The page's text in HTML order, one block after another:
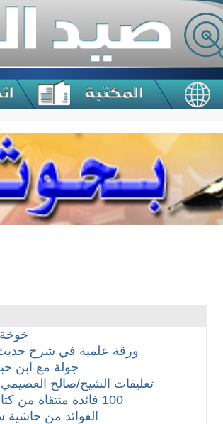
ورقة علمية في شرح حديث
جولة مع ابن
تعليقات الشيخ/صالح العصيمي على صحيح
100 فائدة منتقاة من كتاب المحلى بالآثار للإمام ابن حزم الأندلسي
الفوائد من